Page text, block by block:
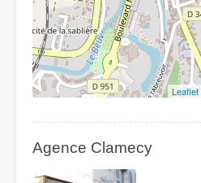
Leaflet
Agence Clamecy